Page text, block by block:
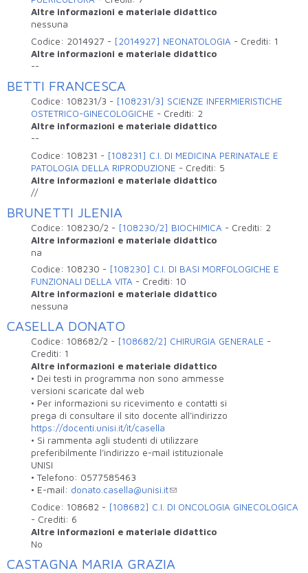
Altre informazioni e materiale didattico
nessuna
Codice: 2014927 - [2014927] NEONATOLOGIA - Crediti: 1
Altre informazioni e materiale didattico
--
BETTI FRANCESCA
Codice: 108231/3 - [108231/3] SCIENZE INFERMIERISTICHE
OSTETRICO-GINECOLOGICHE - Crediti: 2
Altre informazioni e materiale didattico
--
Codice: 108231 - [108231] C.I. DI MEDICINA PERINATALE E
PATOLOGIA DELLA RIPRODUZIONE - Crediti: 5
Altre informazioni e materiale didattico
//
BRUNETTI JLENIA
Codice: 108230/2 - [108230/2] BIOCHIMICA - Crediti: 2
Altre informazioni e materiale didattico
na
Codice: 108230 - [108230] C.I. DI BASI MORFOLOGICHE E
FUNZIONALI DELLA VITA - Crediti: 10
Altre informazioni e materiale didattico
nessuna
CASELLA DONATO
Codice: 108682/2 - [108682/2] CHIRURGIA GENERALE -
Crediti: 1
Altre informazioni e materiale didattico
• Dei testi in programma non sono ammesse
versioni scaricate dal web
• Per informazioni su ricevimento e contatti si
prega di consultare il sito docente all’indirizzo
https://docenti.unisi.it/it/casella
• Si rammenta agli studenti di utilizzare
preferibilmente l’indirizzo e-mail istituzionale
UNISI
• Telefono: 0577585463
• E-mail: donato.casella@unisi.it
Codice: 108682 - [108682] C.I. DI ONCOLOGIA GINECOLOGICA
- Crediti: 6
Altre informazioni e materiale didattico
No
CASTAGNA MARIA GRAZIA